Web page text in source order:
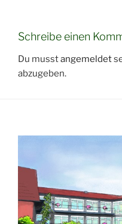
Schreibe einen
Du musstangemeldet
abzugeben.